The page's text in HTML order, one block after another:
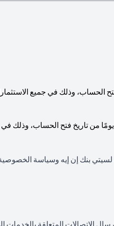
200,000 دولار أمريكي (أو ما يعادله بالعملات الأخرى) في غضون 90 يومًا من تاريخ فتح الحساب، وذلك في جميع
يجب الوصول إلى حد أدنى إجمالي لرصيد الحساب قدره 1,000,000 دولار أمريكي (أو ما يعادله بالعملات الأخرى) في غضون 90 يومًا من تاريخ فتح
لسيتي بنك إن إيه وسياسة